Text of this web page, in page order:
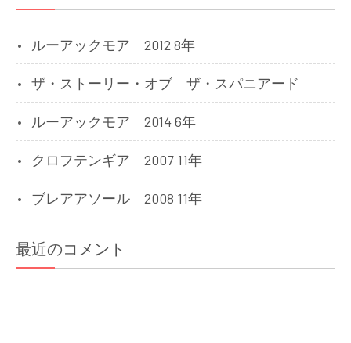
ルーアックモア 2012 8年
ザ・ストーリー・オブ ザ・スパニアード
ルーアックモア 2014 6年
クロフテンギア 2007 11年
ブレアアソール 2008 11年
最近のコメント